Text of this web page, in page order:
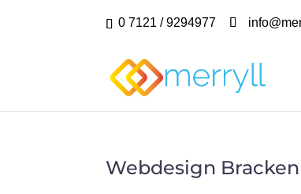
0 7121 / 9294977
Webdesign